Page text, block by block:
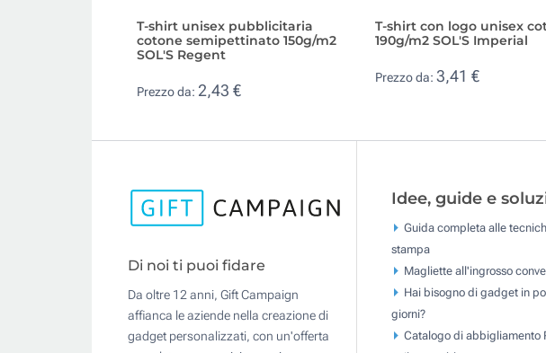
T-shirt unisex pubblicitaria
cotone semipettinato 150g/m2
SOL'S Regent
Prezzo da: 2,43 €
T-shirt con logo unisex
190g/m2 SOL'S Imperial
Prezzo da: 3,41 €
Di noi ti puoi fidare
Da oltre 12 anni, Gift Campaign
affianca le aziende nella creazione di
gadget personalizzati, con un'offerta
Idee, guide e
Guida completa alle
stampa
Magliette all'ingrosso
Hai bisogno di gadget in
giorni?
Catalogo di abbigliamento